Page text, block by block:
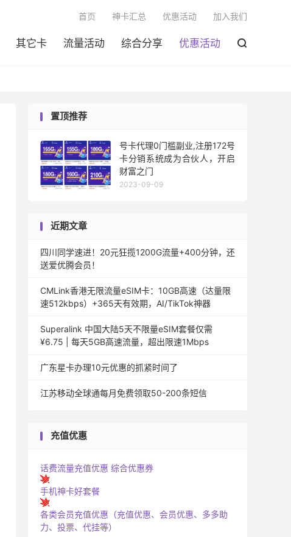
其它卡 流量活动 综合分享 优惠活动 
首页 神卡汇总 优惠活动 加入我们
置顶推荐
号卡代理0门槛副业,注册172号
卡分销系统成为合伙人，开启
财富之门
2023-09-09
近期文章
四川同学速进！20元狂揽1200G流量+400分钟，还
送爱优腾会员！
CMLink香港无限流量eSIM卡：10GB高速（达量限
速512kbps）+365天有效期，AI/TikTok神器
Superalink 中国大陆5天不限量eSIM套餐仅需
¥6.75 | 每天5GB高速流量，超出限速1Mbps
广东星卡办理10元优惠的抓紧时间了
江苏移动全球通每月免费领取50-200条短信
充值优惠
话费流量充值优惠 综合优惠券
手机神卡好套餐
各类会员充值优惠（充值优惠、会员优惠、多多助
力、投票、代挂等）